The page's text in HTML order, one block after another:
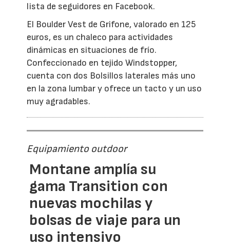
lista de seguidores en Facebook.
El Boulder Vest de Grifone, valorado en 125
euros, es un chaleco para actividades
dinámicas en situaciones de frío.
Confeccionado en tejido Windstopper,
cuenta con dos Bolsillos laterales más uno
en la zona lumbar y ofrece un tacto y un uso
muy agradables.
Equipamiento outdoor
Montane amplía su
gama Transition con
nuevas mochilas y
bolsas de viaje para un
uso intensivo